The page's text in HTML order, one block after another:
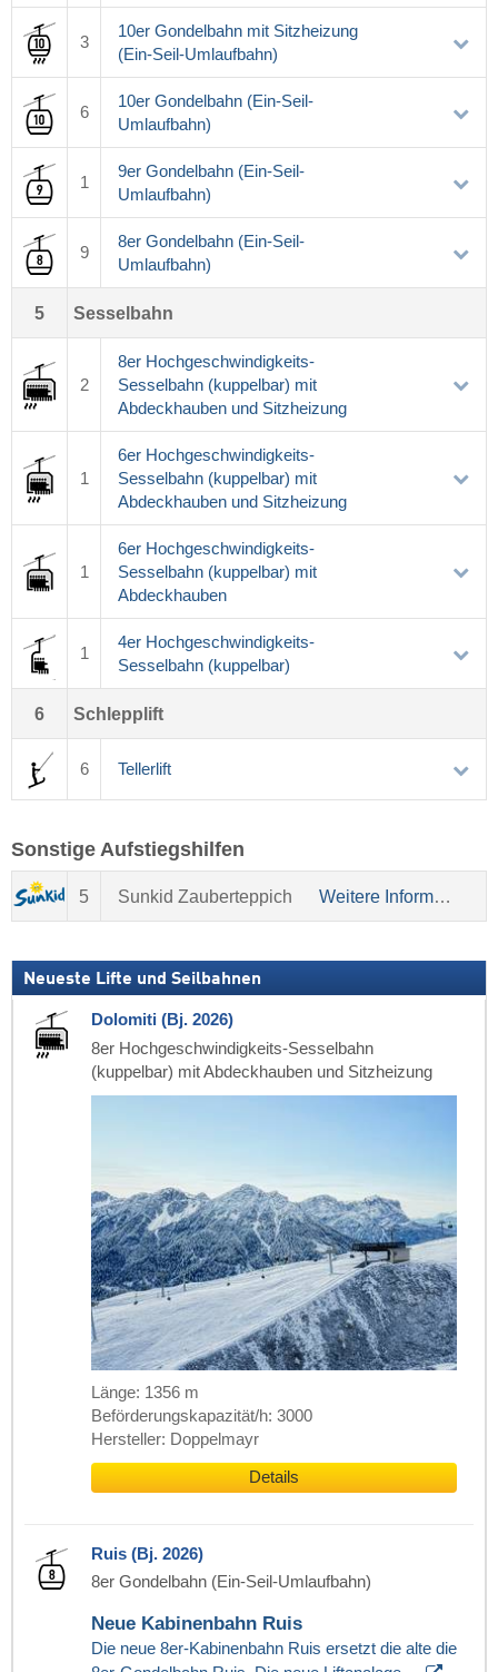
3
10er Gondelbahn mit Sitzheizung
(Ein-Seil-Umlaufbahn)
6
10er Gondelbahn (Ein-Seil-
Umlaufbahn)
1
9er Gondelbahn (Ein-Seil-
Umlaufbahn)
9
8er Gondelbahn (Ein-Seil-
Umlaufbahn)
5 Sesselbahn
2
8er Hochgeschwindigkeits-
Sesselbahn (kuppelbar) mit
Abdeckhauben und Sitzheizung
1
6er Hochgeschwindigkeits-
Sesselbahn (kuppelbar) mit
Abdeckhauben und Sitzheizung
1
6er Hochgeschwindigkeits-
Sesselbahn (kuppelbar) mit
Abdeckhauben
1
4er Hochgeschwindigkeits-
Sesselbahn (kuppelbar)
6 Schlepplift
6 Tellerlift
Sonstige Aufstiegshilfen
5 Sunkid Zauberteppich Weitere Informationen über Sunkid
Neueste Lifte und Seilbahnen
Dolomiti (Bj. 2026)
8er Hochgeschwindigkeits-Sesselbahn
(kuppelbar) mit Abdeckhauben und Sitzheizung
Länge: 1356 m
Beförderungskapazität/h: 3000
Hersteller: Doppelmayr
Details
Ruis (Bj. 2026)
8er Gondelbahn (Ein-Seil-Umlaufbahn)
Neue Kabinenbahn Ruis
Die neue 8er-Kabinenbahn Ruis ersetzt die alte die